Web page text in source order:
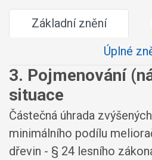
Základní znění
Úplné
3. Pojmenování
situace
Částečná úhrada
minimálního podílu
dřevin - § 24 lesního